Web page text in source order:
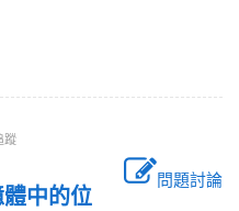
蹤
問題討論
中的位